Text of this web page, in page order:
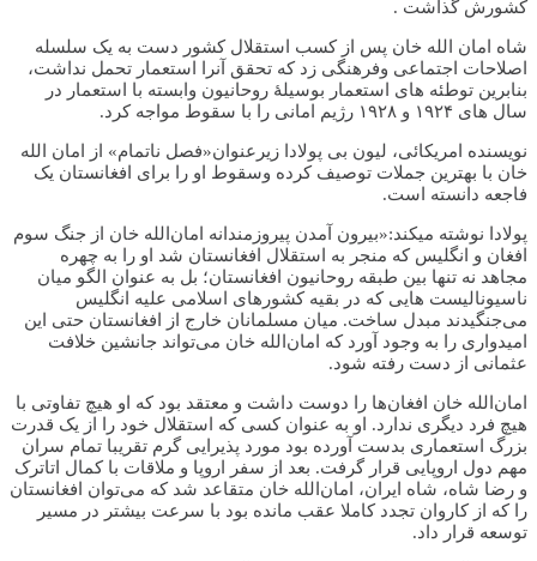
کشورش گذاشت .
شاه امان الله خان پس از کسب استقلال کشور دست به یک سلسله
اصلاحات اجتماعی وفرهنگی زد که تحقق آنرا استعمار تحمل نداشت،
بنابرین توطئه های استعمار بوسیلۀ روحانیون وابسته با استعمار در
سال های ۱۹۲۴ و ۱۹۲۸ رژیم امانی را با سقوط مواجه کرد.
نویسنده امریکائی، لیون بی پولادا زیرعنوان«فصل ناتمام» از امان الله
خان با بهترین جملات توصیف کرده وسقوط او را برای افغانستان یک
فاجعه دانسته است.
پولادا نوشته میکند:«بیرون آمدن پیروزمندانه امان‌الله خان از جنگ سوم
افغان و انگلیس که منجر به استقلال افغانستان شد او را به چهره
مجاهد نه تنها بین طبقه روحانیون افغانستان؛ بل به عنوان الگو میان
ناسیونالیست‌ هایی که در بقیه کشورهای اسلامی علیه انگلیس
می‌جنگیدند مبدل ساخت. میان مسلمانان خارج از افغانستان حتی این
امیدواری را به وجود آورد که ‌امان‌الله خان می‌تواند جانشین خلافت
عثمانی از دست رفته شود.
امان‌الله خان افغان‌ها را دوست داشت و معتقد بود که او هیچ تفاوتی با
هیچ فرد دیگری ندارد. او به عنوان کسی که استقلال خود را از یک قدرت
بزرگ استعماری بد‌ست آورده بود مورد پذیرایی گرم تقریبا تمام سران
مهم دول اروپایی قرار گرفت. بعد از سفر اروپا و ملاقات با کمال اتاترک
و رضا شاه، شاه ایران، امان‌الله خان متقاعد شد که می‌توان افغانستان
را که از کاروان تجدد کاملا عقب مانده بود با سرعت بیشتر در مسیر
توسعه قرار داد.